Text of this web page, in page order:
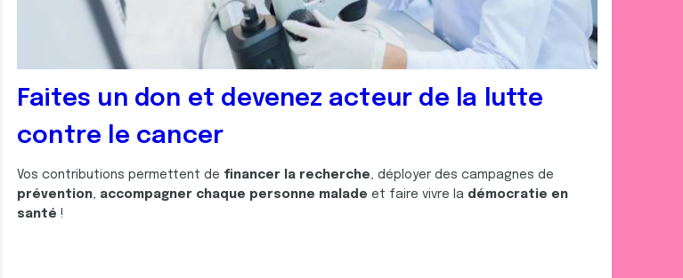
Faites un don et devenez acteur de la lutte
contre le cancer
Vos contributions permettent de financer la recherche, déployer des campagnes de
prévention, accompagner chaque personne malade et faire vivre la démocratie en
santé !